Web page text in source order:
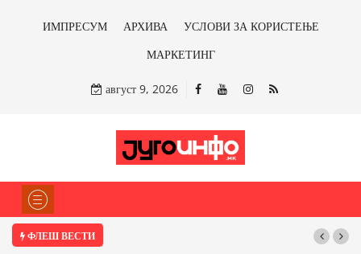
ИМПРЕСУМ АРХИВА
УСЛОВИ ЗА КОРИСТЕЊЕ
МАРКЕТИНГ
август 9, 2026
ФЛЕШ ВЕСТИ